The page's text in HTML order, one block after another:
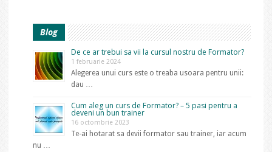
Blog
De ce ar trebui sa vii la cursul nostru de Formator?
1 februarie 2024
Alegerea unui curs este o treaba usoara pentru unii:
dau …
Cum aleg un curs de Formator? – 5 pasi pentru a
deveni un bun trainer
16 octombrie 2023
Te-ai hotarat sa devii formator sau trainer, iar acum
nu …